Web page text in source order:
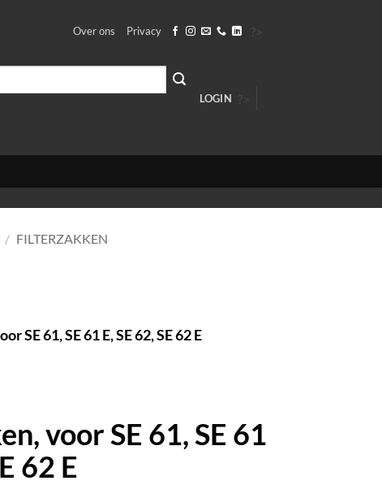
Over ons Privacy
?>
LOGIN ?>
/ FILTERZAKKEN
SE 61, SE 61 E, SE 62, SE 62 E
voor SE 61, SE 61
62 E